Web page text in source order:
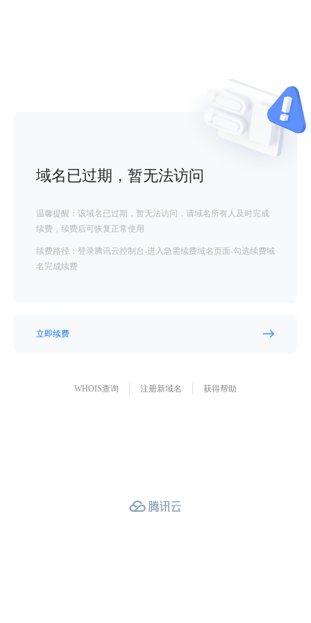
域名已过期，暂无法访问
温馨提醒：该域名已过期，暂无法访问，请域名所有人及时完成
续费，续费后可恢复正常使用
续费路径：登录腾讯云控制台-进入急需续费域名页面-勾选续费域
名完成续费
立即续费
WHOIS查询 注册新域名 获得帮助